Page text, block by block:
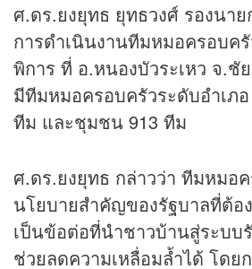
ศ.ดร.ยงยุทธ ยุทธวงศ์ รองนา
การดำเนินงานทีมหมอครอบค
พิการ ที่ อ.หนองบัวระเหว จ.
มีทีมหมอครอบครัวระดับอำเภ
ทีม และชุมชน 913 ทีม
ศ.ดร.ยงยุทธ กล่าวว่า ทีมหมอ
นโยบายสำคัญของรัฐบาลที่ต้อ
เป็นข้อต่อที่นำชาวบ้านสู่ระบบ
ช่วยลดความเหลื่อมล้ำได้ โดย